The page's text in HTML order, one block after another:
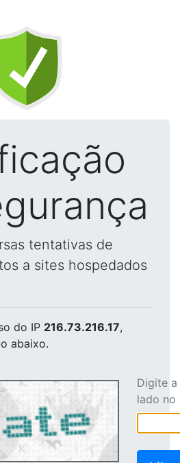
tentativas de
a sites hospedados
do IP 216.73.216.17,
abaixo.
Digite
lado no